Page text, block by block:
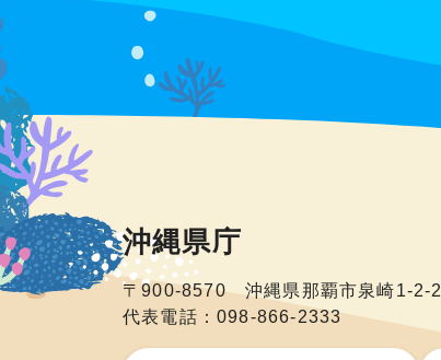
沖縄県庁
〒900-8570 沖縄県那覇市泉崎1-2-2
代表電話：098-866-2333